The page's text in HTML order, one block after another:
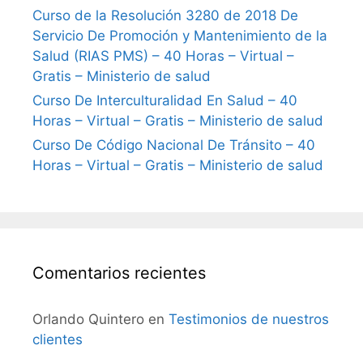
Curso de la Resolución 3280 de 2018 De
Servicio De Promoción y Mantenimiento de la
Salud (RIAS PMS) – 40 Horas – Virtual –
Gratis – Ministerio de salud
Curso De Interculturalidad En Salud – 40
Horas – Virtual – Gratis – Ministerio de salud
Curso De Código Nacional De Tránsito – 40
Horas – Virtual – Gratis – Ministerio de salud
Comentarios recientes
Orlando Quintero en Testimonios de nuestros
clientes